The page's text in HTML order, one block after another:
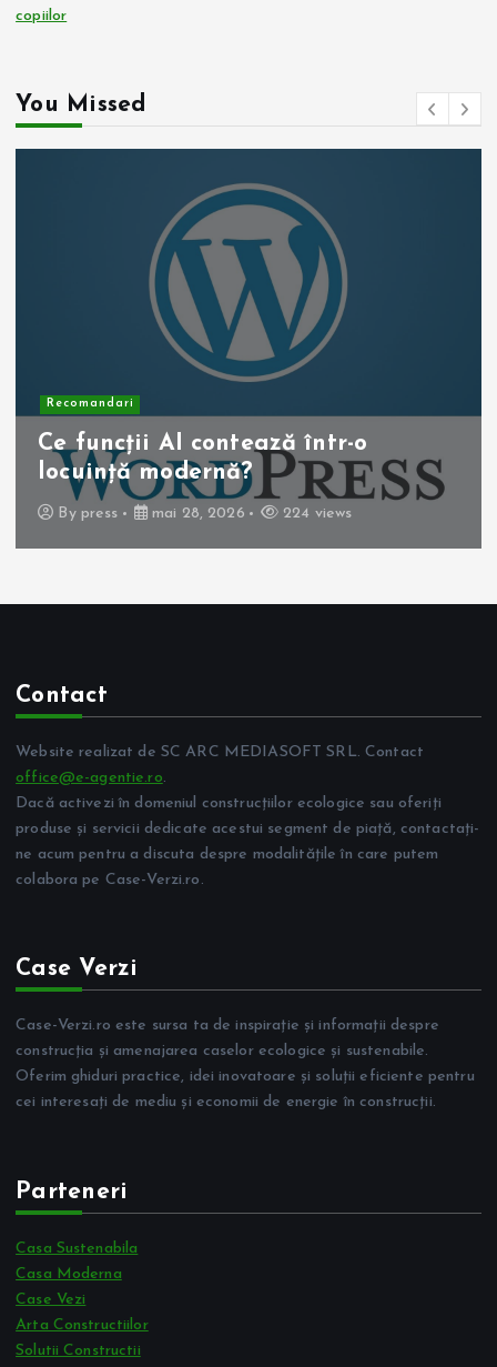
copiilor
You Missed
Recomandari
Operația de colecist laparoscopică:
beneficii pentru pacient
By press mai 10, 2026 263 views
Contact
Website realizat de SC ARC MEDIASOFT SRL. Contact
office@e-agentie.ro.
Dacă activezi în domeniul construcțiilor ecologice sau oferiți
produse și servicii dedicate acestui segment de piață, contactați-
ne acum pentru a discuta despre modalitățile în care putem
colabora pe Case-Verzi.ro.
Case Verzi
Case-Verzi.ro este sursa ta de inspirație și informații despre
construcția și amenajarea caselor ecologice și sustenabile.
Oferim ghiduri practice, idei inovatoare și soluții eficiente pentru
cei interesați de mediu și economii de energie în construcții.
Parteneri
Casa Sustenabila
Casa Moderna
Case Vezi
Arta Constructiilor
Solutii Constructii